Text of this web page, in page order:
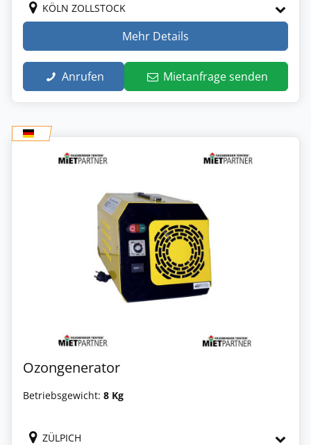
KÖLN ZOLLSTOCK
Mehr Details
Anrufen Mietanfrage senden
Ozongenerator
Betriebsgewicht: 8 Kg
ZÜLPICH